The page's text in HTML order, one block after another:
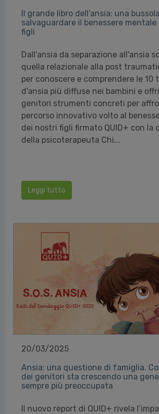
Il grande libro dell’ansia: una
salvaguardare il benessere
figli
Dall'ansia da separazione all'ansia
quella relazionale alla post
per conoscere e comprendere le 10
d'ansia più diffuse nei bambini e
genitori strumenti concreti per
percorso innovativo volto al
dei nostri figli firmato QUID+ con la
della psicoterapeuta Chi...
Leggi tutto
20/03/2025
Ansia: una questione di famiglia.
dei genitori sta crescendo una
sempre più preoccupata
Il nuovo report di QUID+ rivela